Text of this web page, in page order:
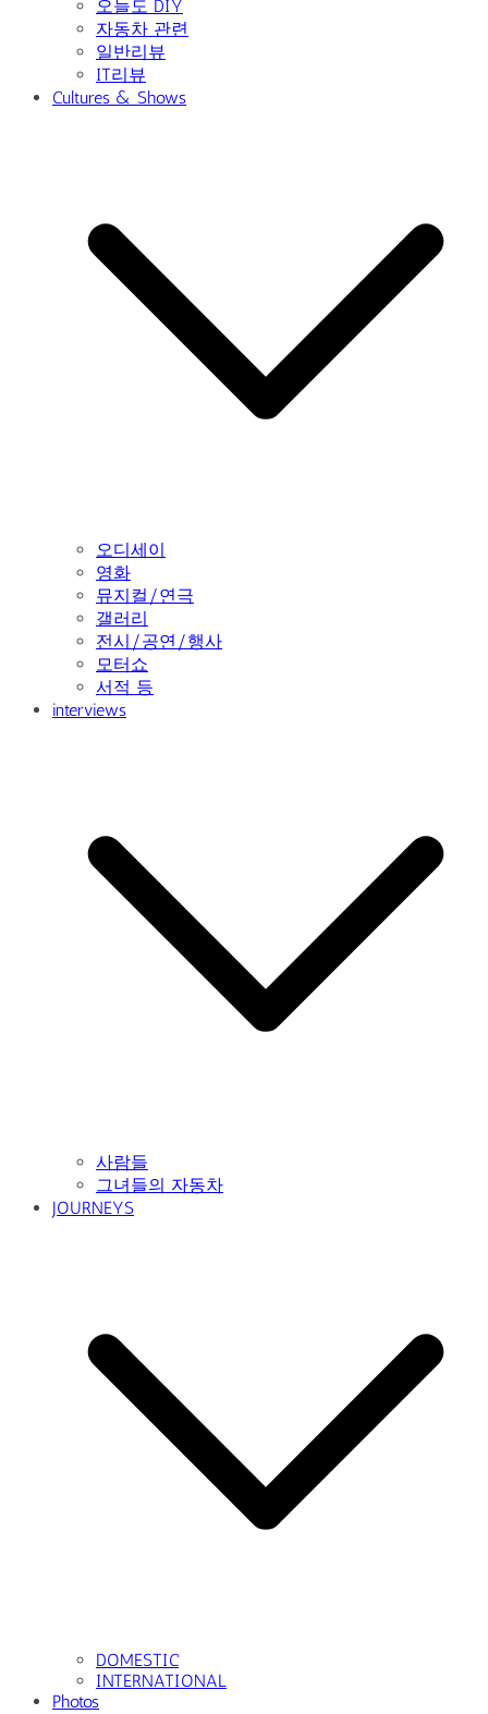
오늘도 DIY
자동차 관련
일반리뷰
IT리뷰
Cultures & Shows
오디세이
영화
뮤지컬/연극
갤러리
전시/공연/행사
모터쇼
서적 등
interviews
사람들
그녀들의 자동차
JOURNEYS
DOMESTIC
INTERNATIONAL
Photos